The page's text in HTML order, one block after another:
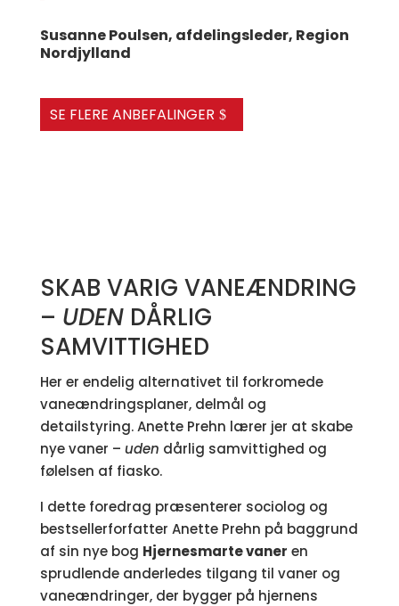
Susanne Poulsen, afdelingsleder, Region
Nordjylland
SE FLERE ANBEFALINGER
SKAB VARIG VANEÆNDRING
– UDENDÅRLIG
SAMVITTIGHED
Her er endelig alternativet til forkromede
vaneændringsplaner, delmål og
detailstyring. Anette Prehn lærer jer at skabe
nye vaner – uden dårlig samvittighed og
følelsen af fiasko.
I dette foredrag præsenterer sociolog og
bestsellerforfatter Anette Prehn på baggrund
af sin nye bog Hjernesmarte vaner en
sprudlende anderledes tilgang til vaner og
vaneændringer, der bygger på hjernens